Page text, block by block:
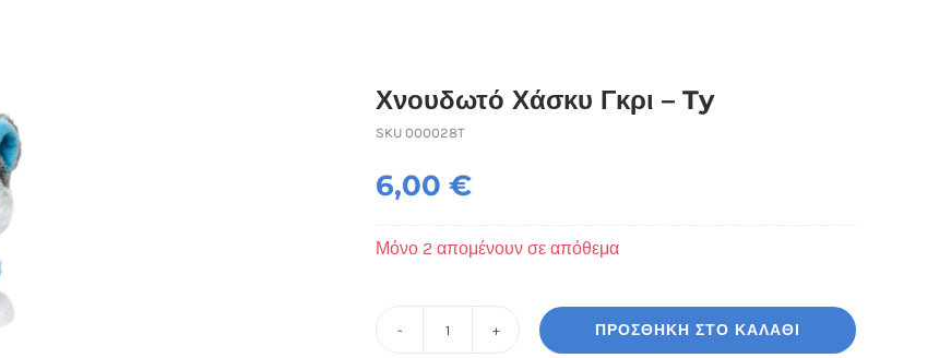
Χνουδωτό Χάσκυ Γκρι – Ty
SKU000028T
6,00€
Μόνο 2 απομένουν σε απόθεμα
ΠΡΟΣΘΉΚΗ ΣΤΟ ΚΑΛΆΘΙ